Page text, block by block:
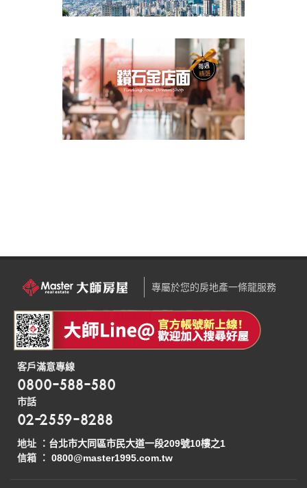
專屬於您的房地產一條龍服務
客戶滿意專線
0800-588-580
市話
02-2559-8288
地址 ： 台北市大同區市民大道一段209號10樓之1
信箱 ： 0800@master1995.com.tw